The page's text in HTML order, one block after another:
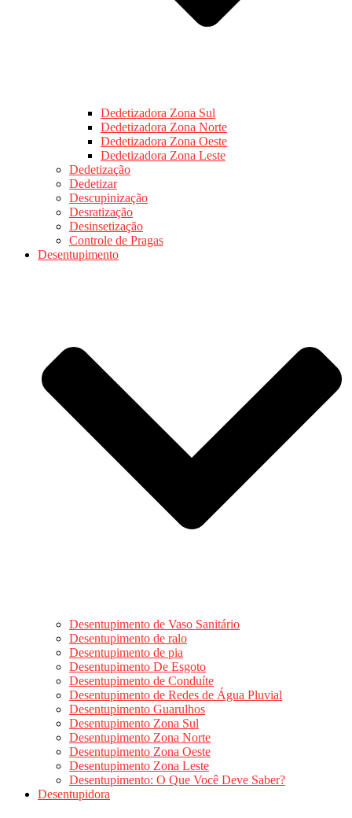
Dedetizadora Zona Sul
Dedetizadora Zona Norte
Dedetizadora Zona Oeste
Dedetizadora Zona Leste
Dedetização
Dedetizar
Descupinização
Desratização
Desinsetização
Controle de Pragas
Desentupimento
Desentupimento de Vaso Sanitário
Desentupimento de ralo
Desentupimento de pia
Desentupimento De Esgoto
Desentupimento de Conduíte
Desentupimento de Redes de Água Pluvial
Desentupimento Guarulhos
Desentupimento Zona Sul
Desentupimento Zona Norte
Desentupimento Zona Oeste
Desentupimento Zona Leste
Desentupimento: O Que Você Deve Saber?
Desentupidora